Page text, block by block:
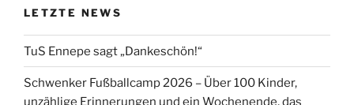
LETZTE NEWS
TuS Ennepe sagt „Dankeschön!“
Schwenker Fußballcamp 2026 – Über 100 Kinder,
unzählige Erinnerungen und ein Wochenende, das